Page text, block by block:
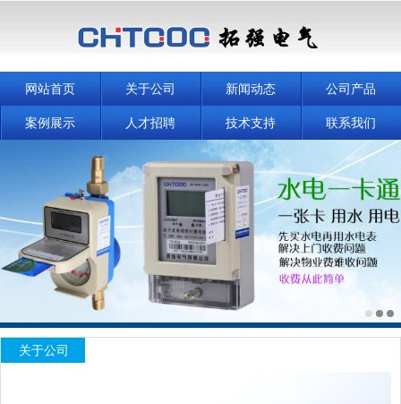
网站首页 关于公司 新闻动态 公司产品
案例展示 人才招聘 技术支持 联系我们
关于公司